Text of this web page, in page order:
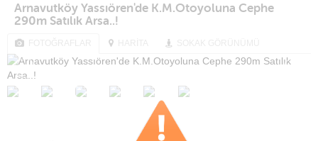
Arnavutköy Yassıören'de K.M.Otoyoluna Cephe
290m Satılık Arsa..!